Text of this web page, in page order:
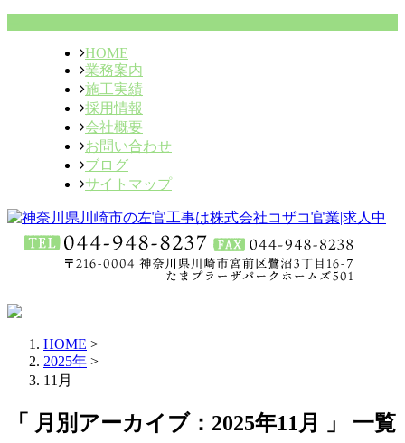
HOME
業務案内
施工実績
採用情報
会社概要
お問い合わせ
ブログ
サイトマップ
HOME >
2025年 >
11月
「 月別アーカイブ：2025年11月 」 一覧